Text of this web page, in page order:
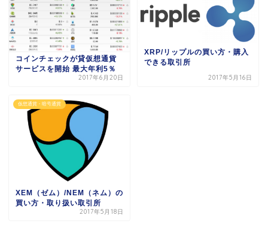
コインチェックが貸仮想通貨
サービスを開始 最大年利5％
2017年6月20日
XRP/リップルの買い方・購入
できる取引所
2017年5月16日
仮想通貨・暗号通貨
XEM（ゼム）/NEM（ネム）の
買い方・取り扱い取引所
2017年5月18日